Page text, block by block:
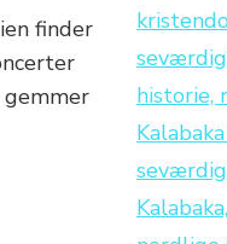
finder
gemmer